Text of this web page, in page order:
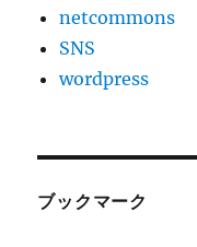
netcommons
SNS
wordpress
ブックマーク